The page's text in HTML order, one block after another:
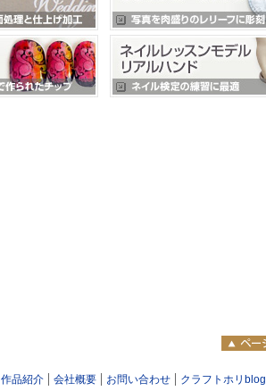
作品紹介 会社概要 お問い合わせ クラフトホリblog